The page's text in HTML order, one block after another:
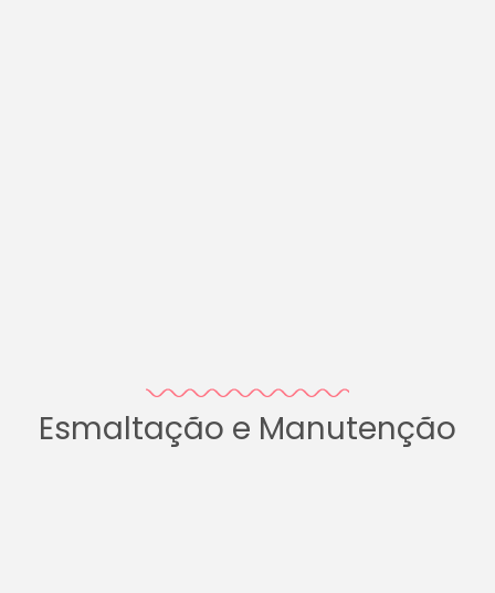
Esmaltação e Manutenção